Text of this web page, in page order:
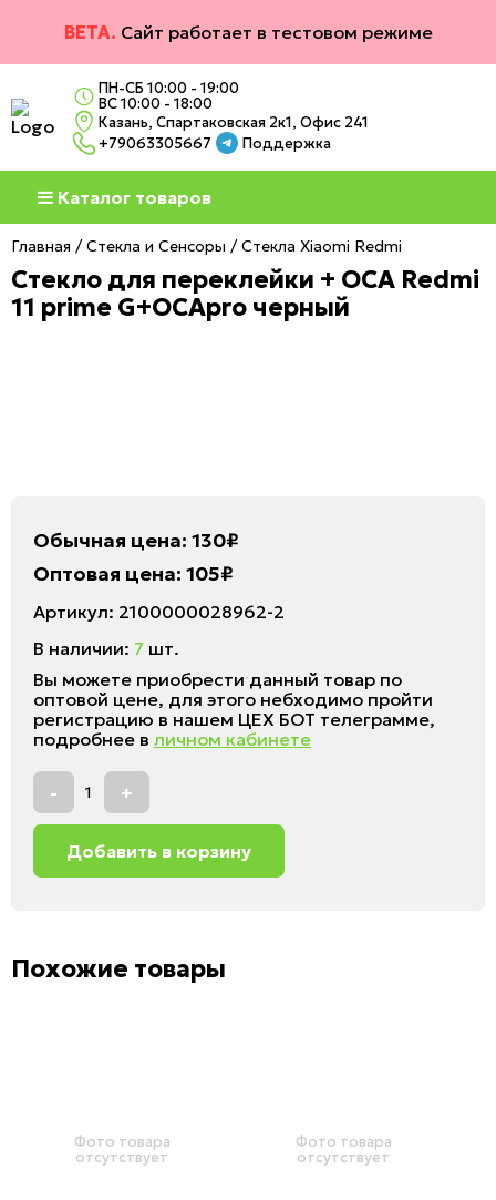
BETA. Сайт работает в тестовом режиме
ПН-СБ 10:00 - 19:00
ВС 10:00 - 18:00
Казань, Спартаковская 2к1, Офис 241
+79063305667
Поддержка
Каталог товаров
Главная Стекла и Сенсоры Стекла Xiaomi Redmi
Стекло для переклейки + OCA Redmi
11 prime G+OCApro черный
Обычная цена: 130₽
Оптовая цена: 105₽
Артикул: 2100000028962-2
В наличии: 7 шт.
Вы можете приобрести данный товар по
оптовой цене, для этого небходимо пройти
регистрацию в нашем ЦЕХ БОТ телеграмме,
подробнее в личном кабинете
- +
Добавить в корзину
Похожие товары
Фото товара
отсутствует
Фото товара
отсутствует